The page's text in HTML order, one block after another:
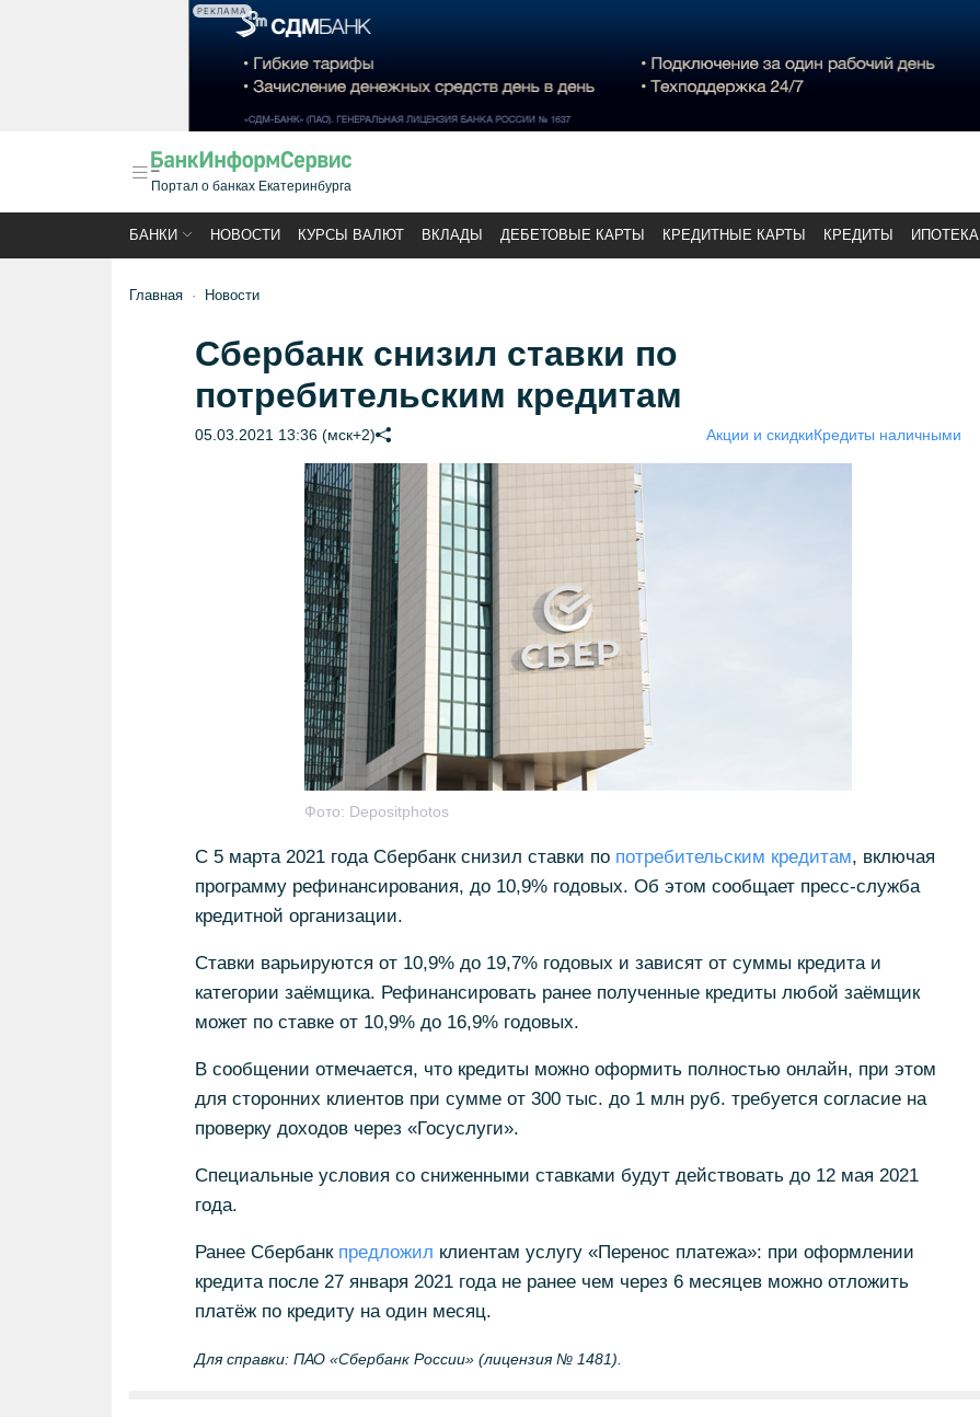
РЕКЛАМА
Портал о банках Екатеринбурга
БАНКИ НОВОСТИ КУРСЫ ВАЛЮТ ВКЛАДЫ ДЕБЕТОВЫЕ КАРТЫ КРЕДИТНЫЕ КАРТЫ КРЕДИТЫ ИПОТЕКА
Главная Новости
Сбербанк снизил ставки по
потребительским кредитам
05.03.2021 13:36 (мск+2) Акции и скидкиКредиты наличными
Фото: Depositphotos
С 5 марта 2021 года Сбербанк снизил ставки по потребительским кредитам, включая
программу рефинансирования, до 10,9% годовых. Об этом сообщает пресс-служба
кредитной организации.
Ставки варьируются от 10,9% до 19,7% годовых и зависят от суммы кредита и
категории заёмщика. Рефинансировать ранее полученные кредиты любой заёмщик
может по ставке от 10,9% до 16,9% годовых.
В сообщении отмечается, что кредиты можно оформить полностью онлайн, при этом
для сторонних клиентов при сумме от 300 тыс. до 1 млн руб. требуется согласие на
проверку доходов через «Госуслуги».
Специальные условия со сниженными ставками будут действовать до 12 мая 2021
года.
Ранее Сбербанк предложил клиентам услугу «Перенос платежа»: при оформлении
кредита после 27 января 2021 года не ранее чем через 6 месяцев можно отложить
платёж по кредиту на один месяц.
Для справки: ПАО «Сбербанк России» (лицензия № 1481).